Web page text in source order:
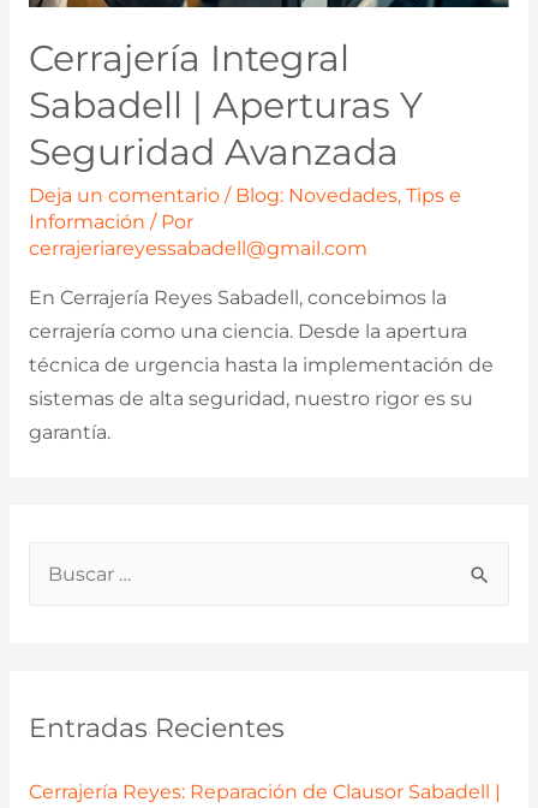
p
Entradas Recientes
Cerrajería Reyes: Reparación de Clausor Sabadell |
Cerrajería Integral
Sabadell | Aperturas Y
Seguridad Avanzada
Deja un comentario / Blog: Novedades, Tips e
Información / Por
cerrajeriareyessabadell@gmail.com
En Cerrajería Reyes Sabadell, concebimos la
cerrajería como una ciencia. Desde la apertura
técnica de urgencia hasta la implementación de
sistemas de alta seguridad, nuestro rigor es su
garantía.